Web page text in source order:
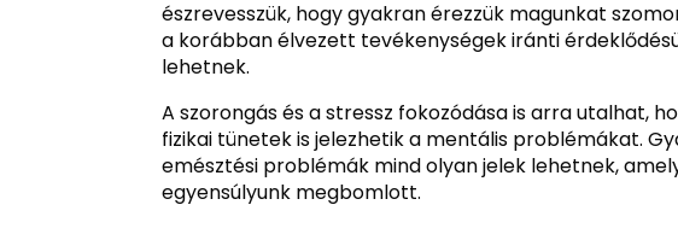
észrevesszük, hogy gyakran érezzük magunkat
a korábban élvezett tevékenységek iránti
lehetnek.
A szorongás és a stressz fokozódása is arra utalhat,
fizikai tünetek is jelezhetik a mentális problémákat.
emésztési problémák mind olyan jelek lehetnek,
egyensúlyunk megbomlott.